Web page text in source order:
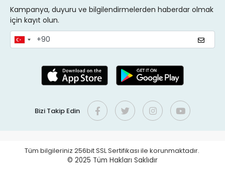
Kampanya, duyuru ve bilgilendirmelerden haberdar olmak
için kayıt olun.
Bizi Takip Edin
Tüm bilgileriniz 256bit SSL Sertifikası ile korunmaktadır.
© 2025 Tüm Hakları Saklıdır